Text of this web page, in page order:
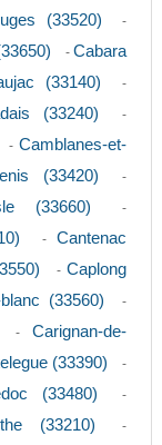
(33520) -
-Cabara
(33140) -
(33240) -
-Camblanes-et-
(33420) -
(33660) -
-Cantenac
-Caplong
(33560) -
-Carignan-de-
(33390) -
(33480) -
(33210) -